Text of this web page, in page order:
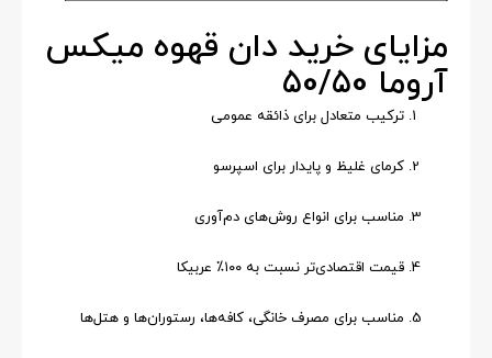
مزایای خرید دان قهوه میکس
آروما 50/50
ترکیب متعادل برای ذائقه عمومی
کرمای غلیظ و پایدار برای اسپرسو
مناسب برای انواع روش‌های دم‌آوری
قیمت اقتصادی‌تر نسبت به ۱۰۰٪ عربیکا
مناسب برای مصرف خانگی، کافه‌ها، رستوران‌ها و هتل‌ها